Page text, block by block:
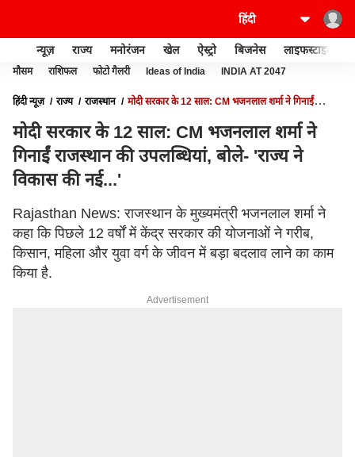
न्यूज़ राज्य मनोरंजन खेल ऐस्ट्रो बिजनेस लाइफस्टाइल
मौसम राशिफल फोटो गैलरी Ideas of India INDIA AT 2047
हिंदी न्यूज़ राज्य राजस्थान
मोदी सरकार के 12 साल: CM भजनलाल शर्मा ने गिनाईं
मोदी सरकार के 12 साल: CM भजनलाल शर्मा ने
गिनाईं राजस्थान की उपलब्धियां, बोले- 'राज्य ने
विकास की नई...'
Rajasthan News: राजस्थान के मुख्यमंत्री भजनलाल शर्मा ने
कहा कि पिछले 12 वर्षों में केंद्र सरकार की योजनाओं ने गरीब,
किसान, महिला और युवा वर्ग के जीवन में बड़ा बदलाव लाने का काम
किया है.
Advertisement